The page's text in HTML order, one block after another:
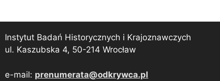
Instytut Badań Historycznych i Krajoznawczych
ul. Kaszubska 4, 50-214 Wrocław
e-mail: prenumerata@odkrywca.pl